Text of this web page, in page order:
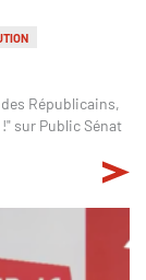
Républicains,
sur Public Sénat